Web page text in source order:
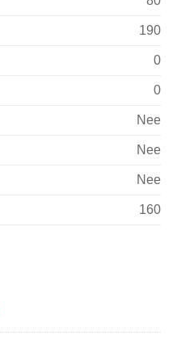
190
0
0
Nee
Nee
Nee
160